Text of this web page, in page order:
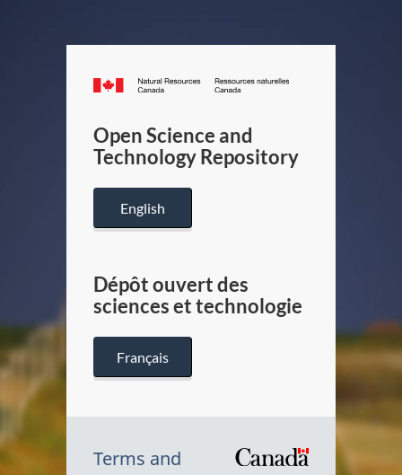
Canada.ca
/
Canada
Open Science and
Technology Repository
English
Dépôt ouvert des
sciences et technologie
Français
Terms and